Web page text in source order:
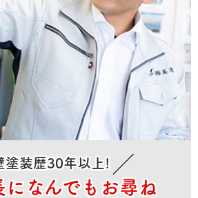
塗装歴30年以上!
なんでもお尋ね